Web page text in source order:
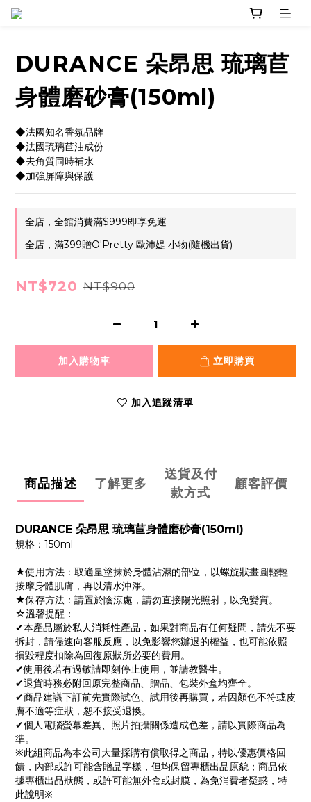
DURANCE 朵昂思 琉璃苣
身體磨砂膏(150ml)
◆法國知名香氛品牌
◆法國琉璃苣油成份
◆去角質同時補水
◆加強屏障與保護
全店，全館消費滿$999即享免運
全店，滿399贈O'Pretty 歐沛媞 小物(隨機出貨)
NT$720 NT$900
加入購物車 立即購買
加入追蹤清單
商品描述 了解更多
送貨及付
款方式
顧客評價
DURANCE 朵昂思 琉璃苣身體磨砂膏(150ml)
規格：150ml
★使用方法：取適量塗抹於身體沾濕的部位，以螺旋狀畫圓輕輕
按摩身體肌膚，再以清水沖淨。
★保存方法：請置於陰涼處，請勿直接陽光照射，以免變質。
☆溫馨提醒：
✔本產品屬於私人消耗性產品，如果對商品有任何疑問，請先不要
拆封，請儘速向客服反應，以免影響您辦退的權益，也可能依照
損毀程度扣除為回復原狀所必要的費用。
✔使用後若有過敏請即刻停止使用，並請教醫生。
✔退貨時務必附回原完整商品、贈品、包裝外盒均齊全。
✔商品建議下訂前先實際試色、試用後再購買，若因顏色不符或皮
膚不適等症狀，恕不接受退換。
✔個人電腦螢幕差異、照片拍攝關係造成色差，請以實際商品為
準。
※此組商品為本公司大量採購有償取得之商品，特以優惠價格回
饋，內部或許可能含贈品字樣，但均保留專櫃出品原貌；商品依
據專櫃出品狀態，或許可能無外盒或封膜，為免消費者疑惑，特
此說明※